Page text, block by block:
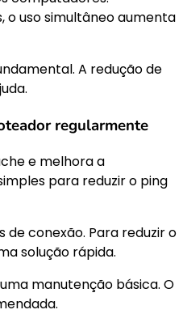
o uso simultâneo aumenta
A redução de
regularmente
e melhora a
para reduzir o ping
conexão. Para reduzir o
solução rápida.
manutenção básica. O